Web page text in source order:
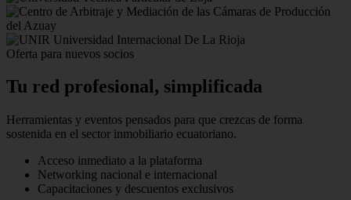
Oferta para nuevos socios
Tu red profesional, simplificada
Herramientas y eventos pensados para que crezcas de forma
sostenida en el sector inmobiliario ecuatoriano.
Acceso inmediato a la plataforma
Networking nacional e internacional
Capacitaciones y descuentos exclusivos